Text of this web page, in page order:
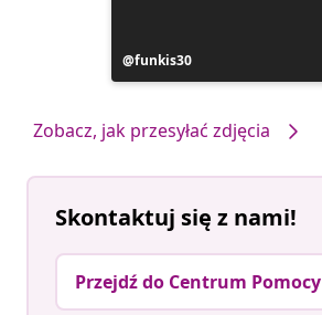
Post
opublikowany
funkis30
Zobacz, jak przesyłać zdjęcia
Skontaktuj się z nami!
Przejdź do Centrum Pomocy